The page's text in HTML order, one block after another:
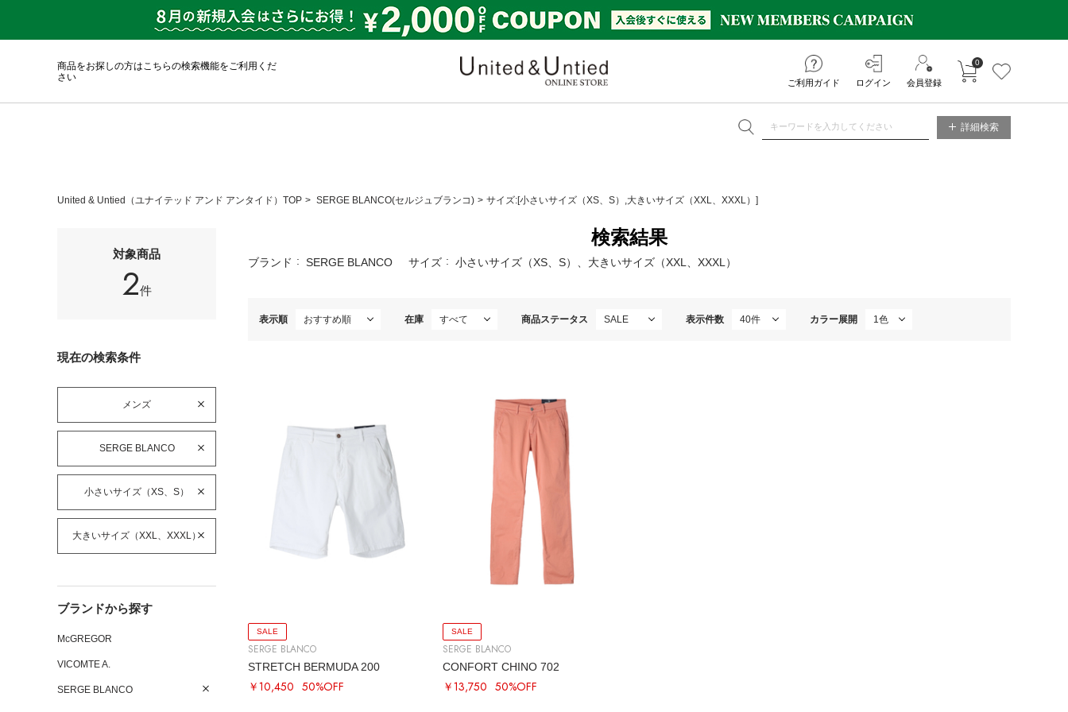
商品をお探しの方はこちらの検索機能をご利用くだ
さい
ご利用ガイド ログイン 会員登録
カートに入れる
0
詳細検索
United & Untied（ユナイテッド アンド アンタイド）TOP SERGE BLANCO(セルジュブランコ) サイズ:[小さいサイズ（XS、S）,大きいサイズ（XXL、XXXL）]
対象商品
2件
現在の検索条件
メンズ
SERGE BLANCO
小さいサイズ（XS、S）
大きいサイズ（XXL、XXXL）
ブランドから探す
McGREGOR
VICOMTE A.
SERGE BLANCO
検索結果
ブランド SERGE BLANCO サイズ 小さいサイズ（XS、S）、大きいサイズ（XXL、XXXL）
表示順 在庫 商品ステータス 表示件数 カラー展開
SALE
SERGE BLANCO
STRETCH BERMUDA 200
￥10,450 50%OFF
SALE
SERGE BLANCO
CONFORT CHINO 702
￥13,750 50%OFF